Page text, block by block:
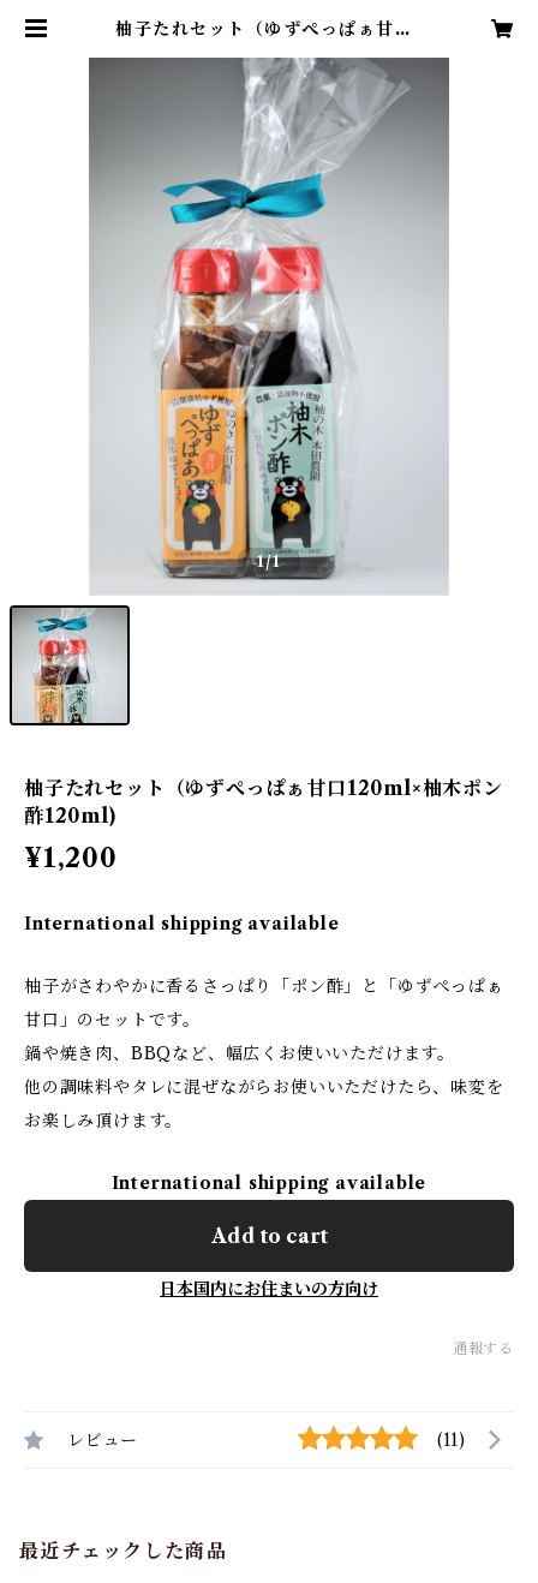
柚子たれセット（ゆずぺっぱぁ甘口1
園公式ECサイト
1/1
柚子たれセット（ゆずぺっぱぁ甘口120ml×柚木ポン
酢120ml)
¥1,200
International shipping available
柚子がさわやかに香るさっぱり「ポン酢」と「ゆずぺっぱぁ
甘口」のセットです。
鍋や焼き肉、BBQなど、幅広くお使いいただけます。
他の調味料やタレに混ぜながらお使いいただけたら、味変を
お楽しみ頂けます。
International shipping available
Add to cart
日本国内にお住まいの方向け
通報する
レビュー (11)
最近チェックした商品